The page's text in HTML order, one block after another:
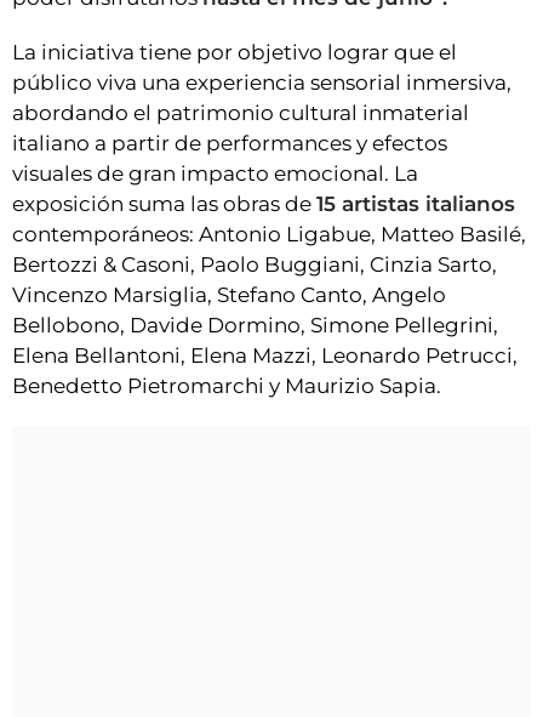
La iniciativa tiene por objetivo lograr que el
público viva una experiencia sensorial inmersiva,
abordando el patrimonio cultural inmaterial
italiano a partir de performances y efectos
visuales de gran impacto emocional. La
exposición suma las obras de 15 artistas italianos
contemporáneos: Antonio Ligabue, Matteo Basilé,
Bertozzi & Casoni, Paolo Buggiani, Cinzia Sarto,
Vincenzo Marsiglia, Stefano Canto, Angelo
Bellobono, Davide Dormino, Simone Pellegrini,
Elena Bellantoni, Elena Mazzi, Leonardo Petrucci,
Benedetto Pietromarchi y Maurizio Sapia.